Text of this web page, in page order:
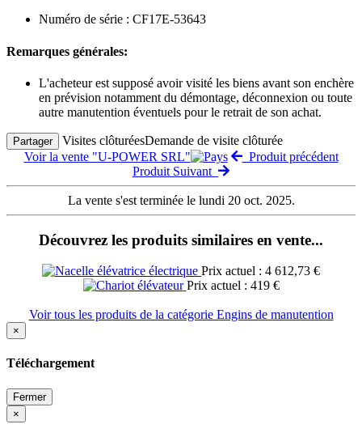
Numéro de série : CF17E-53643
Remarques générales:
L'acheteur est supposé avoir visité les biens avant son enchère
en prévision notamment du démontage, déconnexion ou toute
autre manutention éventuels pour le retrait de son achat.
Partager Visites clôturéesDemande de visite clôturée
Voir la vente "U-POWER SRL"
Produit précédent
Produit Suivant
La vente s'est terminée le lundi 20 oct. 2025.
Découvrez les produits similaires en vente...
Prix actuel : 4 612,73 €
Prix actuel : 419 €
Voir tous les produits de la catégorie Engins de manutention
×
Téléchargement
Fermer
×